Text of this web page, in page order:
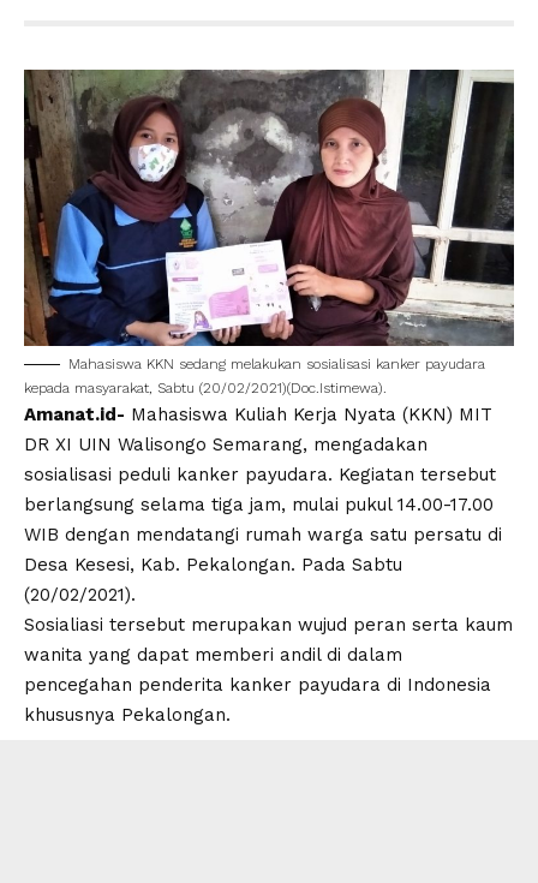
Mahasiswa KKN sedang melakukan sosialisasi kanker payudara
kepada masyarakat, Sabtu (20/02/2021)(Doc.Istimewa).
Amanat.id- Mahasiswa Kuliah Kerja Nyata (KKN) MIT
DR XI UIN Walisongo Semarang, mengadakan
sosialisasi peduli kanker payudara. Kegiatan tersebut
berlangsung selama tiga jam, mulai pukul 14.00-17.00
WIB dengan mendatangi rumah warga satu persatu di
Desa Kesesi, Kab. Pekalongan. Pada Sabtu
(20/02/2021).
Sosialiasi tersebut merupakan wujud peran serta kaum
wanita yang dapat memberi andil di dalam
pencegahan penderita kanker payudara di Indonesia
khususnya Pekalongan.